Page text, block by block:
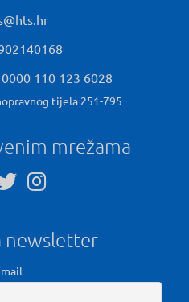
110 123 6028
tijela 251-795
mrežama
newsletter